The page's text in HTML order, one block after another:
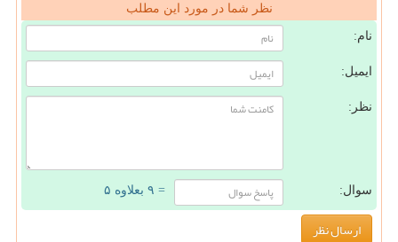
نظر شما در مورد این مطلب
نام:
ایمیل:
نظر:
سوال: = ۹ بعلاوه ۵